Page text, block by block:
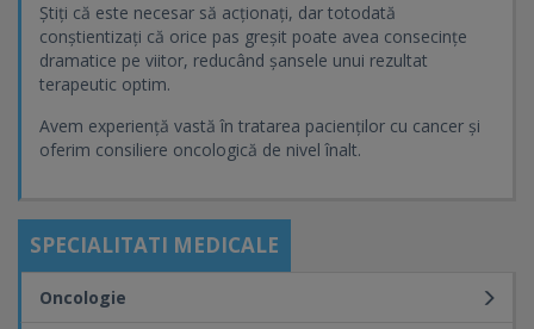
Știți că este necesar să acționați, dar totodată
conștientizați că orice pas greșit poate avea consecințe
dramatice pe viitor, reducând șansele unui rezultat
terapeutic optim.
Avem experiență vastă în tratarea pacienților cu cancer și
oferim consiliere oncologică de nivel înalt.
SPECIALITATI MEDICALE
Oncologie